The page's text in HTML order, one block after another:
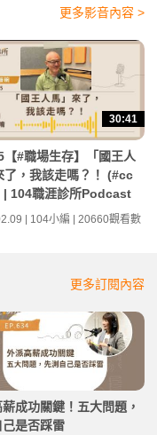
更多影音內容 >
30:41
【#職場生存】「國王人
了，我該走嗎？！ (#cc
| 104職涯診所Podcast
| 104小編 | 20660觀看數
更多訂閱內容
成功關鍵！五大問題，
是否踩雷